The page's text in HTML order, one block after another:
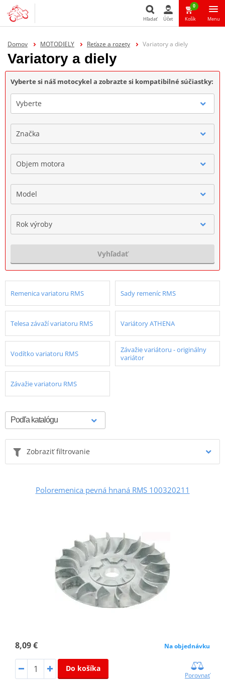
Hľadať
Hľadať Účet
0
Košík Menu
Domov MOTODIELY Reťaze a rozety Variatory a diely
Variatory a diely
Vyberte si náš motocykel a zobrazte si kompatibilné súčiastky:
Vyberte
Značka
Objem motora
Model
Rok výroby
Vyhľadať
Remenica variatoru RMS Sady remeníc RMS
Telesa závaží variatoru RMS Variátory ATHENA
Vodítko variatoru RMS
Závažie variátoru - originálny
variátor
Závažie variatoru RMS
Zobraziť filtrovanie
Poloremenica pevná hnaná RMS 100320211
8,09 € Na objednávku
Do košíka
Porovnať